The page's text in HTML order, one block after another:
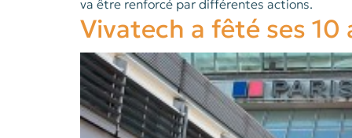
va être renforcé par différentes actions.
Vivatech a fêté ses 10